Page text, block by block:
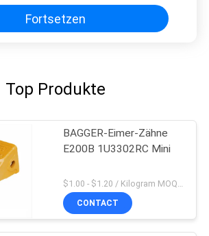
Fortsetzen
Top Produkte
BAGGER-Eimer-Zähne
E200B 1U3302RC Mini
CONTACT